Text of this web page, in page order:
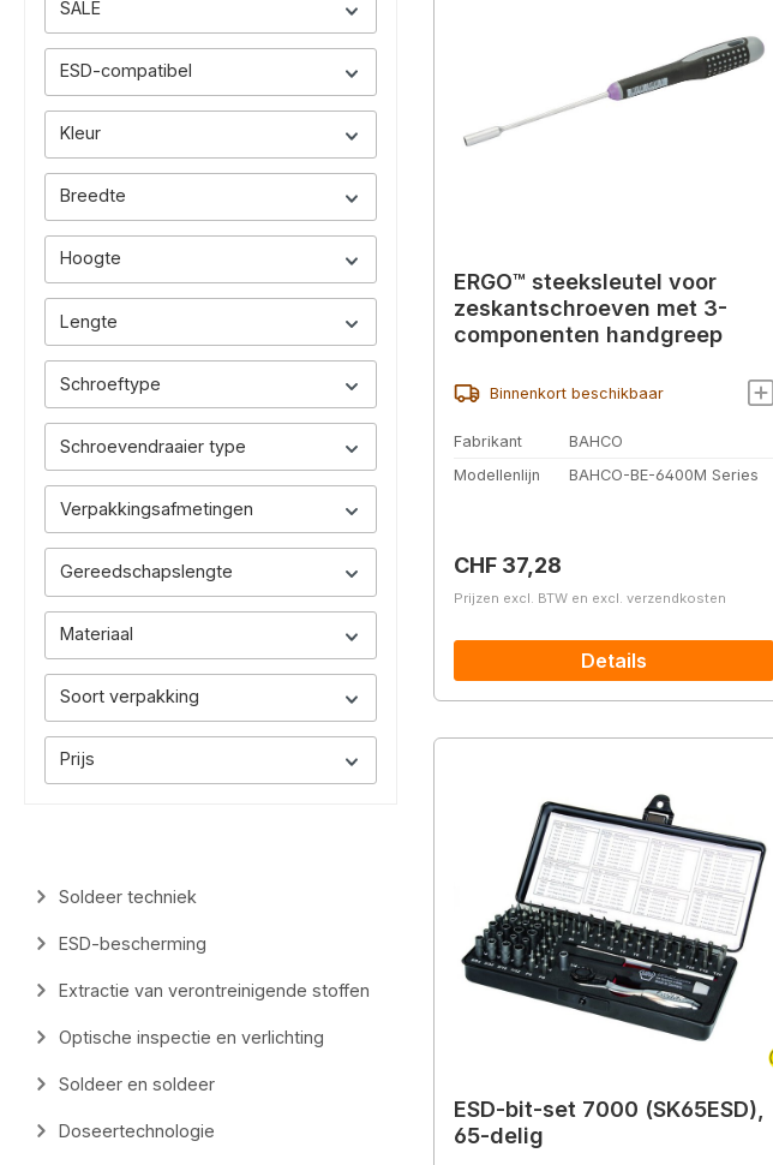
SALE
ESD-compatibel
Kleur
Breedte
Hoogte
Lengte
Schroeftype
Schroevendraaier type
Verpakkingsafmetingen
Gereedschapslengte
Materiaal
Soort verpakking
Prijs
Soldeer techniek
ESD-bescherming
Extractie van verontreinigende stoffen
Optische inspectie en verlichting
Soldeer en soldeer
Doseertechnologie
ERGO™ steeksleutel voor
zeskantschroeven met 3-
componenten handgreep
Binnenkort beschikbaar
Fabrikant
BAHCO
Modellenlijn
BAHCO-BE-6400M Series
Normale prijs:
CHF 37,28
Prijzen excl. BTW en excl. verzendkosten
Details
ESD-bit-set 7000 (SK65ESD),
65-delig